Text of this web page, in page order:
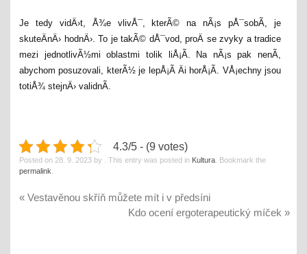
Je tedy vidÄ›t, Å¾e vlivÅ¯, kterÃ© na nÃ¡s pÅ¯sobÃ­, je
skuteÄnÄ› hodnÄ›. To je takÃ© dÅ¯vod, proÄ se zvyky a tradice
mezi jednotlivÃ½mi oblastmi tolik liÅ¡Ã­. Na nÃ¡s pak nenÃ­,
abychom posuzovali, kterÃ½ je lepÅ¡Ã­ Äi horÅ¡Ã­. VÅ¡echny jsou
totiÅ¾ stejnÄ› validnÃ­.
4.3/5 - (9 votes)
Posted on 28. 9. 2023 by . This entry was posted in Kultura . Bookmark the
permalink
« Vestavěnou skříň můžete mít i v předsíni
Kdo ocení ergoterapeutický míček »